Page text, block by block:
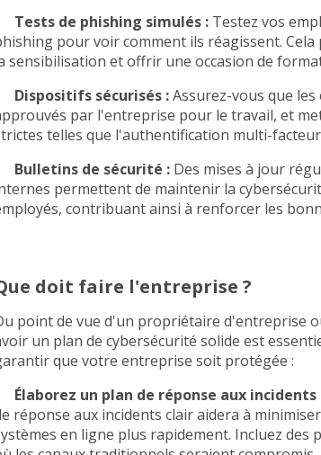
Tests de phishing simulés : Testez vos
pour voir comment ils réagissent.
sensibilisation et offrir une occasion de
Dispositifs sécurisés :Assurez-vous que
par l'entreprise pour le travail, et
telles que l'authentification multi-
Bulletins de sécurité : Des mises à jour
permettent de maintenir la
contribuant ainsi à renforcer les
doit faire l'entreprise ?
point de vue d'un propriétaire d'entreprise
un plan de cybersécurité solide est
que votre entreprise soit protégée :
Élaborez un plan de réponse aux incidents
réponse aux incidents clair aidera à
en ligne plus rapidement. Incluez des